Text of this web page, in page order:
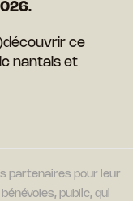
ce
nantais et
partenaires pour leur
public, qui